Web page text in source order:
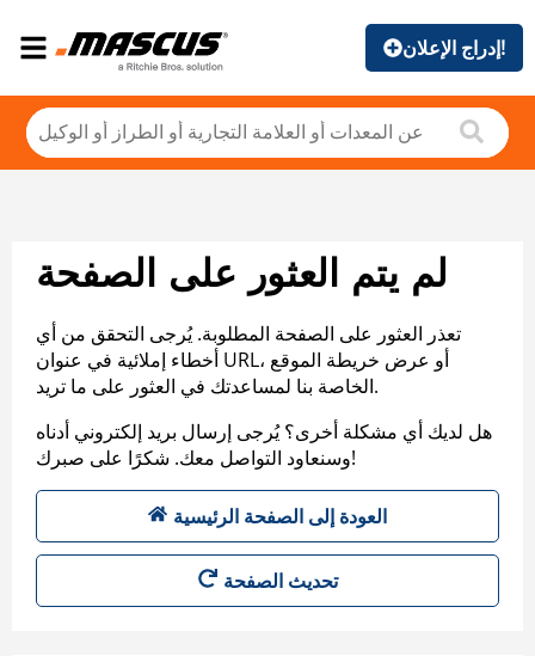
إدراج الإعلان!
لم يتم العثور على الصفحة
تعذر العثور على الصفحة المطلوبة. يُرجى التحقق من أي
أخطاء إملائية في عنوان URL، أو عرض خريطة الموقع
الخاصة بنا لمساعدتك في العثور على ما تريد.
هل لديك أي مشكلة أخرى؟ يُرجى إرسال بريد إلكتروني أدناه
وسنعاود التواصل معك. شكرًا على صبرك!
العودة إلى الصفحة الرئيسية
تحديث الصفحة